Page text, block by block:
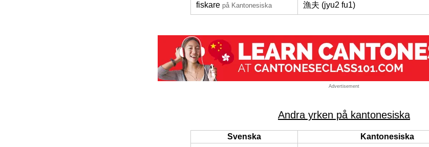
fiskare på Kantonesiska 漁夫 (jyu2 fu1)
Advertisement
Andra yrken på kantonesiska
Svenska
Kantonesiska